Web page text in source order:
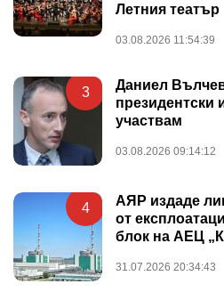
Летния театър
03.08.2026 11:54:39
3
Даниел
президентски
участвам
03.08.2026 09:14:12
4
АЯР издаде
от
блок на АЕЦ
31.07.2026 20:34:43